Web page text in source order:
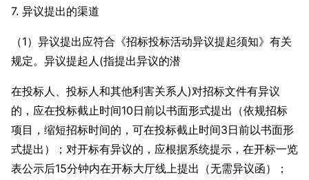
7. 异议提出的渠道
（1）异议提出应符合《招标投标活动异议提起须知》有关
规定。异议提起人(指提出异议的潜
在投标人、投标人和其他利害关系人)对招标文件有异议
的，应在投标截止时间10日前以书面形式提出（依规招标
项目，缩短招标时间的，可在投标截止时间3日前以书面形
式提出）；对开标有异议的，应根据系统提示，在开标一览
表公示后15分钟内在开标大厅线上提出（无需异议函）；